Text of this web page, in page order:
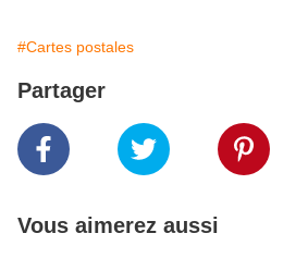
#Cartes postales
Partager
Vous aimerez aussi